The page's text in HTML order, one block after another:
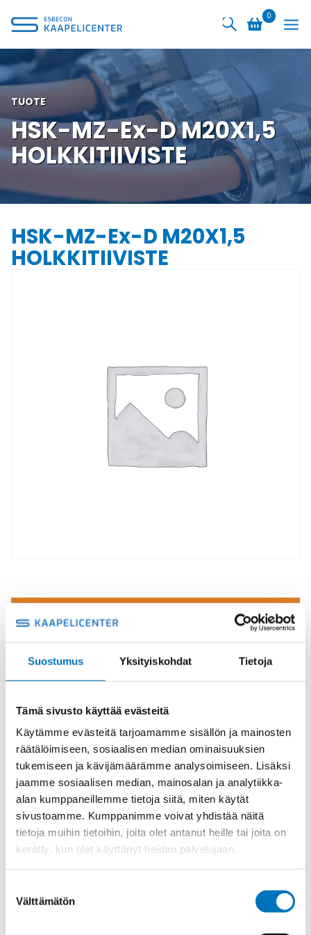
Suostumus Yksityiskohdat Tietoja
Tämä sivusto käyttää evästeitä
Käytämme evästeitä tarjoamamme sisällön ja mainosten
räätälöimiseen, sosiaalisen median ominaisuuksien
tukemiseen ja kävijämäärämme analysoimiseen. Lisäksi
jaamme sosiaalisen median, mainosalan ja analytiikka-
alan kumppaneillemme tietoja siitä, miten käytät
sivustoamme. Kumppanimme voivat yhdistää näitä
tietoja muihin tietoihin, joita olet antanut heille tai joita on
kerätty, kun olet käyttänyt heidän palvelujaan.
valinta
Välttämätön
sisältöön
0
TUOTE
HSK-MZ-Ex-D M20X1,5
HOLKKITIIVISTE
HSK-MZ-Ex-D M20X1,5
HOLKKITIIVISTE
Rekisteröidy tästä maksutta, saat halvemmat
Oletko jo asiakas?Kirjaudu sisään nähdäksesi omat hintasi
51,01€/ kpl(alv 0)
HSK-
MZ-
D
M20X1,5
HOLKKITIIVISTE
määrä
Tuotekoodi
1628200050
Osasto Holkkitiiviste Ex e metalli,Hummel holkkitiivisteet
Toimitusaika: 1-7 päivää
Toimituskulut 35kg:n asti 25€.
Yli 35kg:n toimituskulut toteutuneiden kulujen mukaan.
Valmistaja
Hummel Ag
25